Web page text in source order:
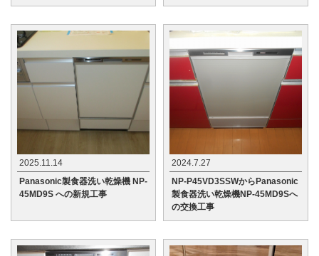
2025.11.14
Panasonic製食器洗い乾燥機 NP-
45MD9S への新規工事
2024.7.27
NP-P45VD3SSWからPanasonic
製食器洗い乾燥機NP-45MD9Sへ
の交換工事